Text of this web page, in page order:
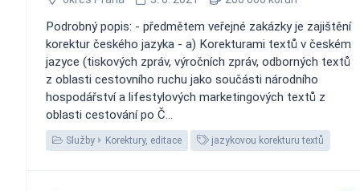
Podrobný popis: - předmětem veřejné zakázky je zajištění
korektur českého jazyka - a) Korekturami textů v českém
jazyce (tiskových zpráv, výročních zpráv, odborných textů
z oblasti cestovního ruchu jako součásti národního
hospodářství a lifestylových marketingových textů z
oblasti cestování po Č...
Služby Korektury, editace jazykovou korekturu textů